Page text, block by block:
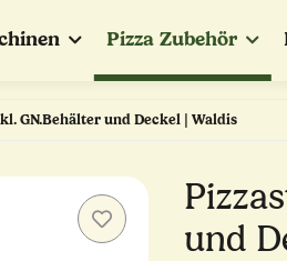
Pizza Zubehör
GN.Behälter und Deckel | Waldis
und